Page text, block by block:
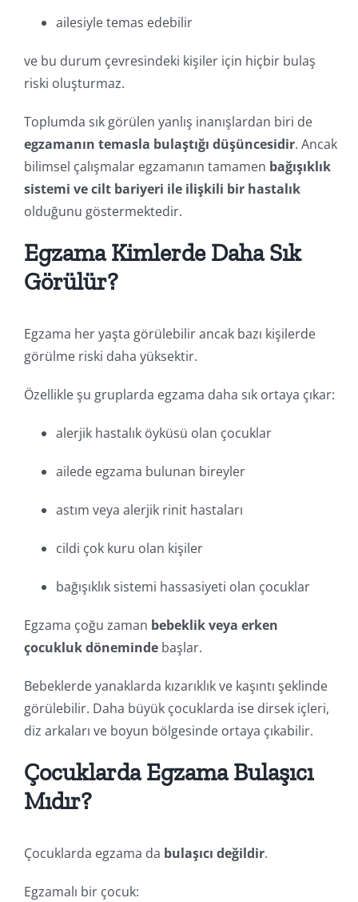
ailesiyle temas edebilir
ve bu durum çevresindeki kişiler için hiçbir bulaş
riski oluşturmaz.
Toplumda sık görülen yanlış inanışlardan biri de
egzamanın temasla bulaştığı düşüncesidir. Ancak
bilimsel çalışmalar egzamanın tamamen bağışıklık
sistemi ve cilt bariyeri ile ilişkili bir hastalık
olduğunu göstermektedir.
Egzama Kimlerde Daha Sık
Görülür?
Egzama her yaşta görülebilir ancak bazı kişilerde
görülme riski daha yüksektir.
Özellikle şu gruplarda egzama daha sık ortaya çıkar:
alerjik hastalık öyküsü olan çocuklar
ailede egzama bulunan bireyler
astım veya alerjik rinit hastaları
cildi çok kuru olan kişiler
bağışıklık sistemi hassasiyeti olan çocuklar
Egzama çoğu zaman bebeklik veya erken
çocukluk dönemindebaşlar.
Bebeklerde yanaklarda kızarıklık ve kaşıntı şeklinde
görülebilir. Daha büyük çocuklarda ise dirsek içleri,
diz arkaları ve boyun bölgesinde ortaya çıkabilir.
Çocuklarda Egzama Bulaşıcı
Mıdır?
Çocuklarda egzama da bulaşıcı değildir.
Egzamalı bir çocuk: